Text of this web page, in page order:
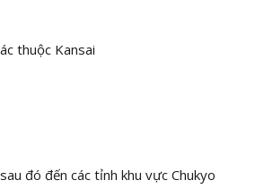
thuộc Kansai
đó đến các tỉnh khu vực Chukyo